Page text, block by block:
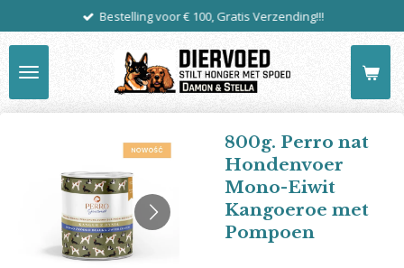
de
hoofdinhoud
Bestelling voor € 100, Gratis Verzending!!!
800g. Perro nat
Hondenvoer
Mono-Eiwit
Kangoeroe met
Pompoen